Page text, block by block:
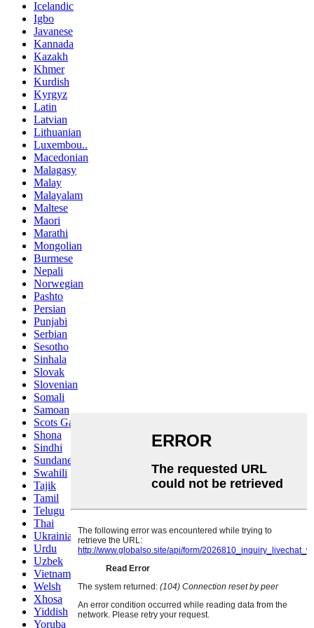
Icelandic
Igbo
Javanese
Kannada
Kazakh
Khmer
Kurdish
Kyrgyz
Latin
Latvian
Lithuanian
Luxembou..
Macedonian
Malagasy
Malay
Malayalam
Maltese
Maori
Marathi
Mongolian
Burmese
Nepali
Norwegian
Pashto
Persian
Punjabi
Serbian
Sesotho
Sinhala
Slovak
Slovenian
Somali
Samoan
Scots Gaelic
Shona
Sindhi
Sundanese
Swahili
Tajik
Tamil
Telugu
Thai
Ukrainian
Urdu
Uzbek
Vietnamese
Welsh
Xhosa
Yiddish
Yoruba